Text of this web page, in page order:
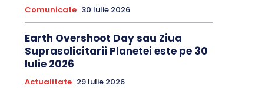
Comunicate 30 Iulie 2026
Earth Overshoot Day sau Ziua
Suprasolicitarii Planetei este pe 30
Iulie 2026
Actualitate 29 Iulie 2026